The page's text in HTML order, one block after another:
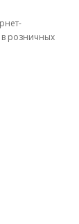
в розничных